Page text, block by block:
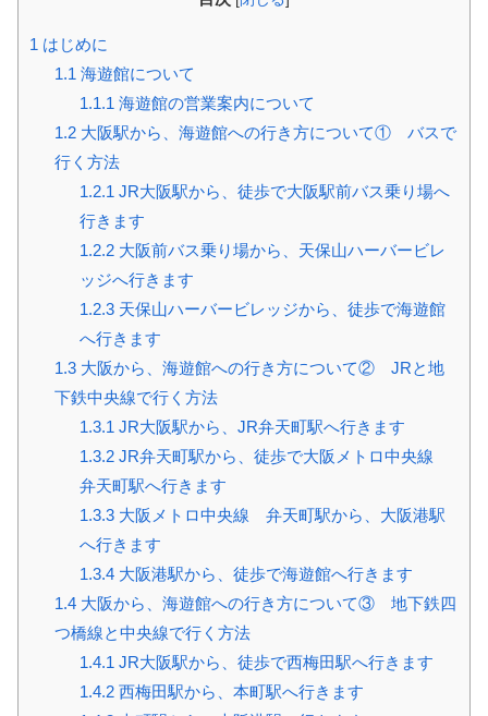
1 はじめに
1.1 海遊館について
1.1.1 海遊館の営業案内について
1.2大阪駅から、海遊館への行き方について① バスで
行く方法
1.2.1 JR大阪駅から、徒歩で大阪駅前バス乗り場へ
行きます
1.2.2大阪前バス乗り場から、天保山ハーバービレ
ッジへ行きます
1.2.3天保山ハーバービレッジから、徒歩で海遊館
へ行きます
1.3大阪から、海遊館への行き方について② JRと地
下鉄中央線で行く方法
1.3.1 JR大阪駅から、JR弁天町駅へ行きます
1.3.2JR弁天町駅から、徒歩で大阪メトロ中央線
弁天町駅へ行きます
1.3.3大阪メトロ中央線 弁天町駅から、大阪港駅
へ行きます
1.3.4大阪港駅から、徒歩で海遊館へ行きます
1.4大阪から、海遊館への行き方について③ 地下鉄四
つ橋線と中央線で行く方法
1.4.1 JR大阪駅から、徒歩で西梅田駅へ行きます
1.4.2西梅田駅から、本町駅へ行きます